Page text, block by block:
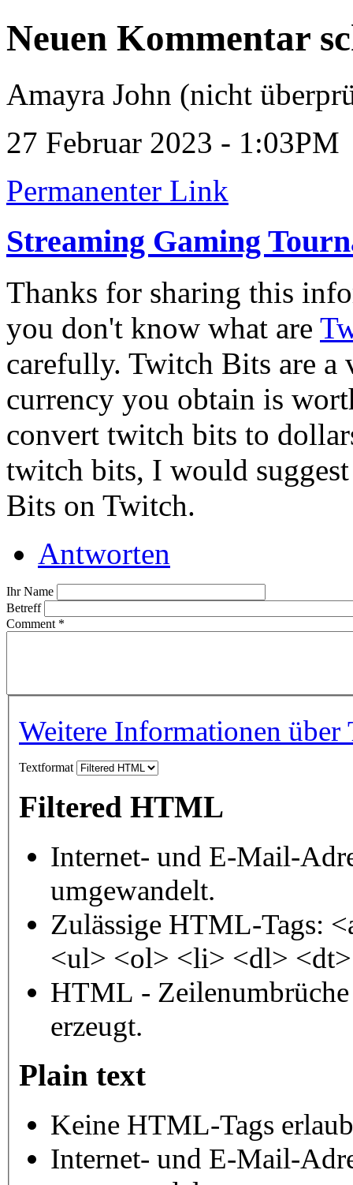
Neuen Kommentar
Amayra John (nicht
27 Februar 2023 - 1:03PM
Permanenter Link
Streaming Gaming
Thanks for sharing this
you don't know what are
carefully. Twitch Bits are
currency you obtain is
convert twitch bits to
twitch bits, I would
Bits on Twitch.
Antworten
Ihr Name
Betreff
Comment *
Weitere Informationen über
Textformat
Filtered HTML
Internet- und E-Mail-
umgewandelt.
Zulässige HTML-Tags:
<ul> <ol> <li> <dl>
HTML - Zeilenumbrüche
erzeugt.
Plain text
Keine HTML-Tags
Internet- und E-Mail-